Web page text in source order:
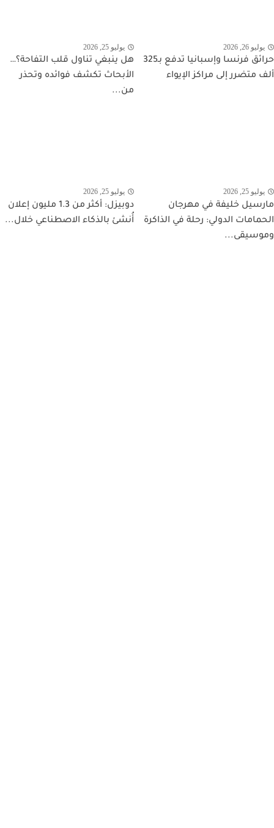
يوليو 26, 2026
حرائق فرنسا وإسبانيا تدفع بـ325
ألف متضرر إلى مراكز الإيواء
يوليو 25, 2026
هل ينبغي تناول قلب التفاحة؟…
الأبحاث تكشف فوائده وتحذر
من...
يوليو 25, 2026
مارسيل خليفة في مهرجان
الحمامات الدولي: رحلة في الذاكرة
وموسيقى...
يوليو 25, 2026
دوبيزل: أكثر من 1.3 مليون إعلان
أُنشئ بالذكاء الاصطناعي خلال...